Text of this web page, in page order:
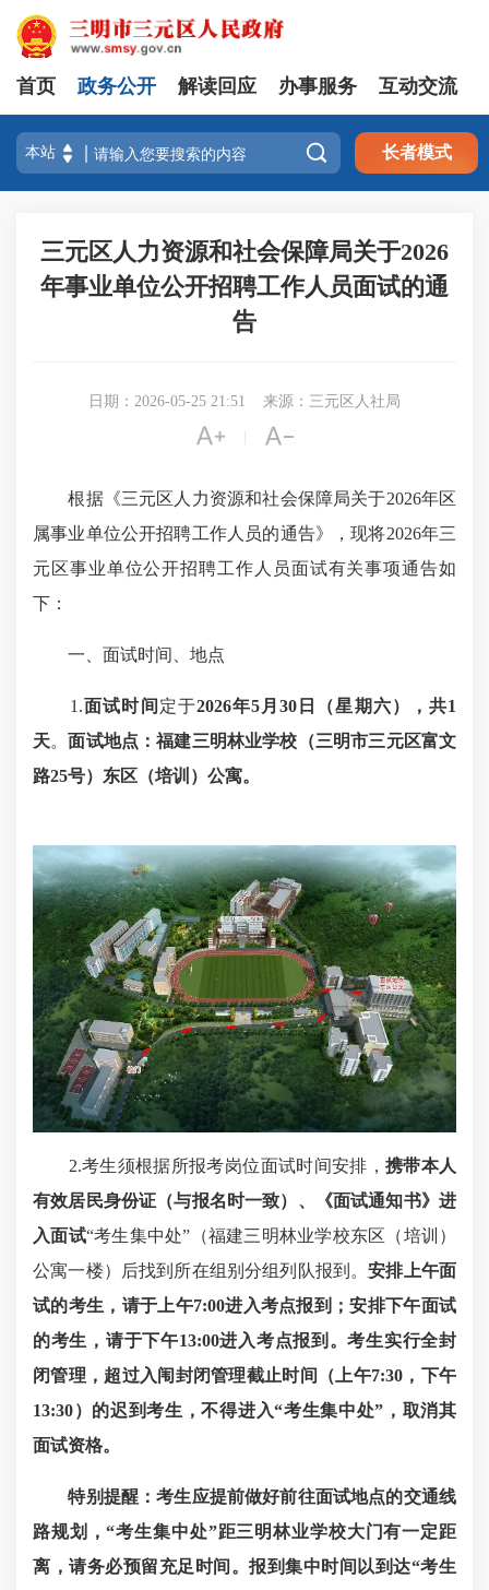
首页 政务公开 解读回应 办事服务 互动交流
 长者模式
三元区人力资源和社会保障局关于2026
年事业单位公开招聘工作人员面试的通
告
日期：2026-05-25 21:51 来源：三元区人社局
 
根据《三元区人力资源和社会保障局关于2026年区
属事业单位公开招聘工作人员的通告》，现将2026年三
元区事业单位公开招聘工作人员面试有关事项通告如
下：
一、面试时间、地点
1.面试时间 定于2026年5 月30 日 （星期六）
，共1
天。面试地点：福建三明林业学校（三明市三元区富文
路25号）东区（培训）公寓。
2.考生须根据所报考岗位面试时间安排， 携带本人
有效居民身份证（与报名时一致） 、《面试通知书》进
入面试“考生集中处”（福建三明林业学校东区（培训）
公寓一楼）后找到所在组别分组列队报到。安排上午面
试的考生，请于上午7:00进入考点报到；安排下午面试
的考生，请于下午13:00进入考点报到。考生实行全封
闭管理，超过入闱封闭管理截止 时间（上午7:30， 下午
13:30）的迟到考生，不得进入“考生集中处”，取消其
面试资格。
特别提醒：考生应提前做好前往面试地点的交通线
路规划
，“考生集中处”距三明林业学校大门有一定距
离，请务必预留充足时间。报到集中时间以到达“考生